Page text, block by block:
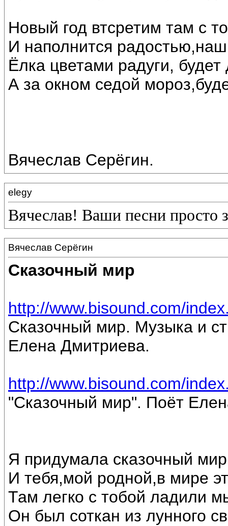
Новый год втсретим там с
И наполнится
Ёлка цветами радуги,
А за окном седой
Вячеслав Серёгин.
elegy
Вячеслав! Ваши песни просто
Вячеслав Серёгин
Сказочный мир
http://www.bisound.com/
Сказочный мир. Музыка и
Елена Дмитриева.
http://www.bisound.com/
"Сказочный мир". Поёт
Я придумала сказочный
И тебя,мой родной,в мире
Там легко с тобой ладили
Он был соткан из лунного